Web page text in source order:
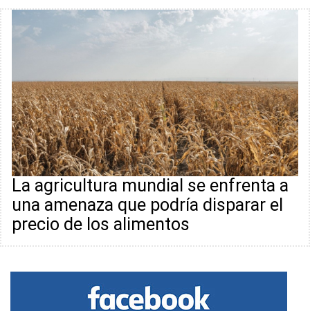
La agricultura mundial se enfrenta a
una amenaza que podría disparar el
precio de los alimentos